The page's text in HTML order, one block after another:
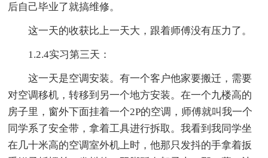
后自己毕业了就搞维修。
这一天的收获比上一天大，跟着师傅没有压力了。
1.2.4实习第三天：
这一天是空调安装。有一个客户他家要搬迁，需要
对空调移机，转移到另一个地方安装。在一个九楼高的
房子里，窗外下面挂着一个2P的空调，师傅就叫我一个
同学系了安全带，拿着工具进行拆取。我看到我同学坐
在几十米高的空调室外机上时，他那只发抖的手拿着扳